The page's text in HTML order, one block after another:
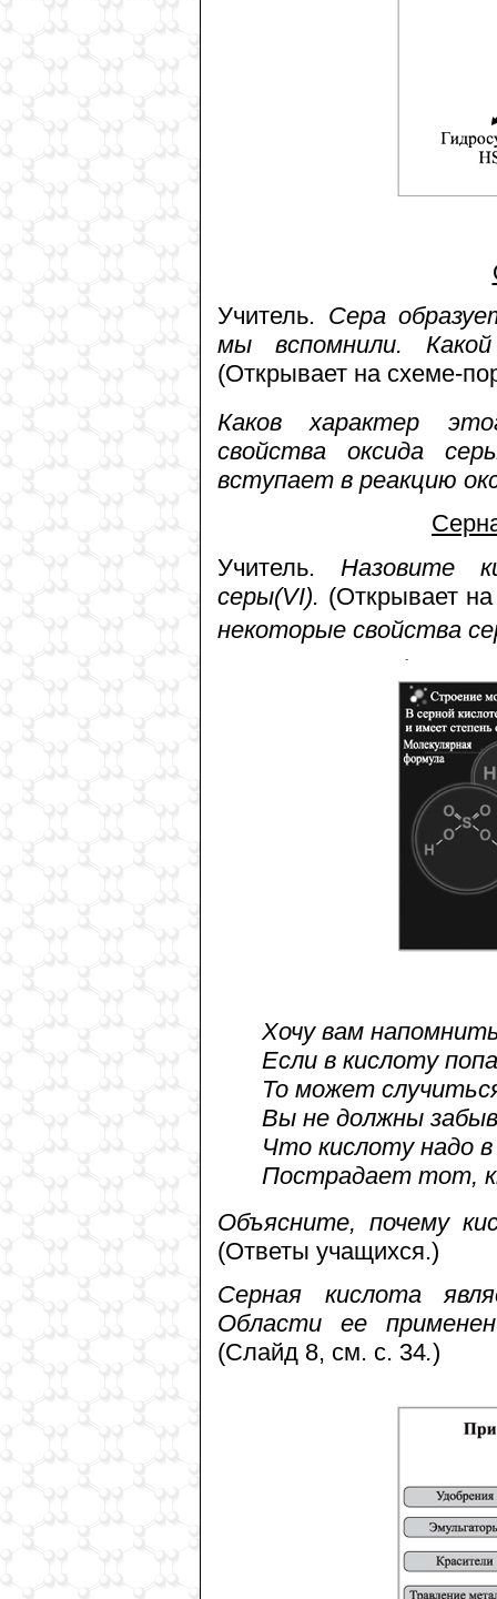
Учитель. Сера
мы вспомнили.
(Открывает на схеме-
Каков характер
свойства оксида
вступает в реакцию
Учитель. Назовите
серы(VI). (Открывает
некоторые свойства
Хочу вам
Если в кислоту
То может
Вы не должны
Что кислоту надо
Пострадает тот,
Объясните, почему
(Ответы учащихся.)
Серная кислота
Области ее
(Слайд 8, см. с. 34.)